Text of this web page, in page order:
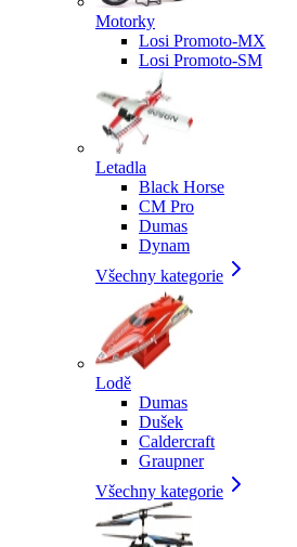
Motorky
Losi Promoto-MX
Losi Promoto-SM
Letadla
Black Horse
CM Pro
Dumas
Dynam
Všechny kategorie
Lodě
Dumas
Dušek
Caldercraft
Graupner
Všechny kategorie